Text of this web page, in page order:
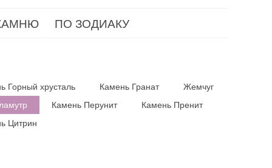
ПО ЗОДИАКУ
Горный хрусталь Камень Гранат
Жемчуг
Камень Перунит
Камень Пренит
Цитрин